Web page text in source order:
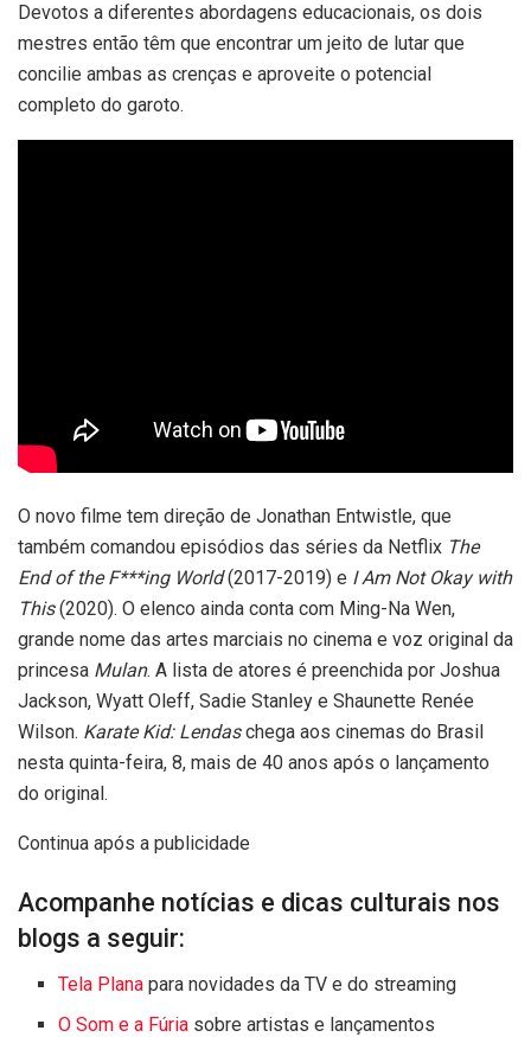
Devotos a diferentes abordagens educacionais, os dois
mestres então têm que encontrar um jeito de lutar que
concilie ambas as crenças e aproveite o potencial
completo do garoto.
O novo filme tem direção de Jonathan Entwistle, que
também comandou episódios das séries da Netflix The
End of the F***ing World(2017-2019) e I Am Not Okay with
This(2020). O elenco ainda conta com Ming-Na Wen,
grande nome das artes marciais no cinema e voz original da
princesa Mulan. A lista de atores é preenchida por Joshua
Jackson, Wyatt Oleff, Sadie Stanley e Shaunette Renée
Wilson. Karate Kid: Lendaschega aos cinemas do Brasil
nesta quinta-feira, 8, mais de 40 anos após o lançamento
do original.
Continua após a publicidade
Acompanhe notícias e dicas culturais nos
blogs a seguir:
Tela Plana para novidades da TV e do streaming
O Som e a Fúria sobre artistas e lançamentos